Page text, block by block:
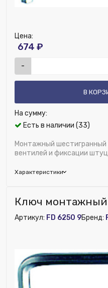
Есть в наличии (33)
Монтажный шестигранный
вентилей и фиксации
Характеристики
Цена:
674 ₽
-
В
На сумму:
Бренд:
Нет
Ключ монтажный
Артикул: FD 6250 9Бренд: